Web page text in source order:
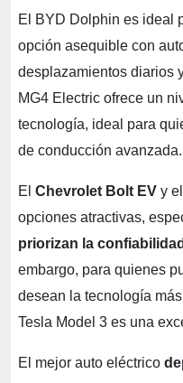
El BYD Dolphin es ideal
opción asequible con
desplazamientos diarios
MG4 Electric ofrece un
tecnología, ideal para
de conducción avanzada.
El Chevrolet Bolt EV y el
opciones atractivas,
priorizan la
embargo, para quienes
desean la tecnología
Tesla Model 3 es una
El mejor auto eléctrico